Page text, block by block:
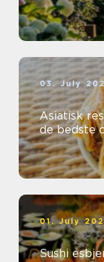
03. July
Asiatisk
de bedste
01. July
Sushi esbjerg hvor finder du